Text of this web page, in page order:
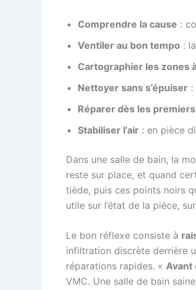
Comprendre la cause :
Ventiler au bon tempo :
Cartographier les zones
Nettoyer sans s’épuiser :
Réparer dès les
Stabiliser l’air : en pièce
Dans une salle de bain, la
reste sur place, et quand
tiède, puis ces points noirs
utile sur l’état de la pièce,
Le bon réflexe consiste à
infiltration discrète derrière
réparations rapides. « Avant
VMC. Une salle de bain